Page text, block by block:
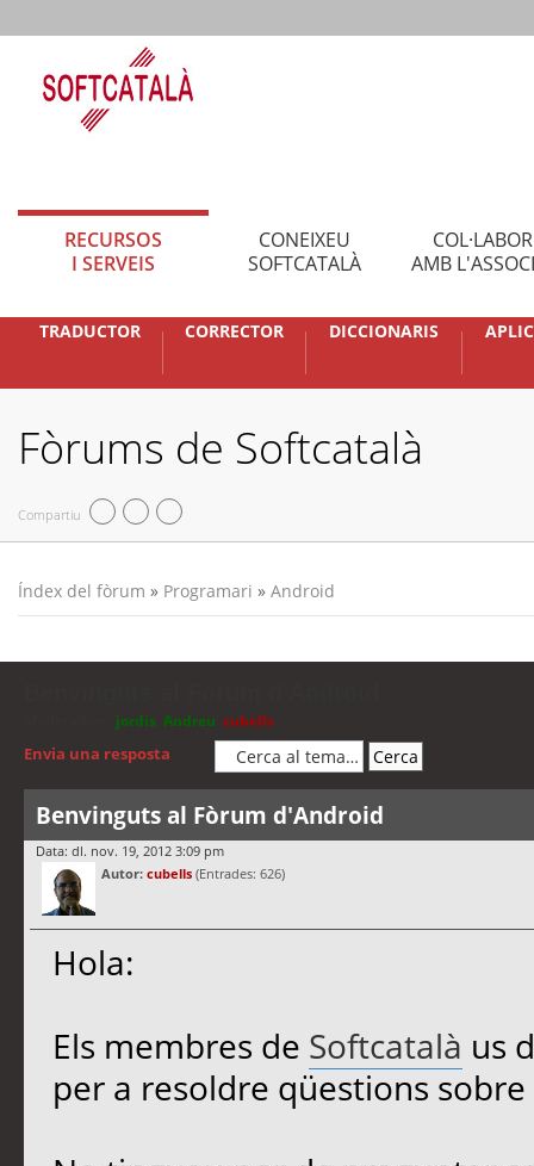
RECURSOS
I SERVEIS
CONEIXEU
SOFTCATALÀ
AMB
TRADUCTOR CORRECTOR DICCIONARIS
Fòrums de Softcatalà
Compartiu
Índex del fòrum » Programari » Android
jordis Andreu cubells
Envia una resposta
Benvinguts al Fòrum d'Android
Data: dl. nov. 19, 2012 3:09 pm
Autor: cubells (Entrades: 626)
Hola:
Els membres de Softcatalà us
per a resoldre qüestions